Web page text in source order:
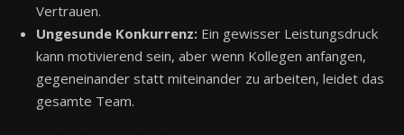
Vertrauen.
Ungesunde Konkurrenz: Ein gewisser Leistungsdruck
kann motivierend sein, aber wenn Kollegen anfangen,
gegeneinander statt miteinander zu arbeiten, leidet das
gesamte Team.